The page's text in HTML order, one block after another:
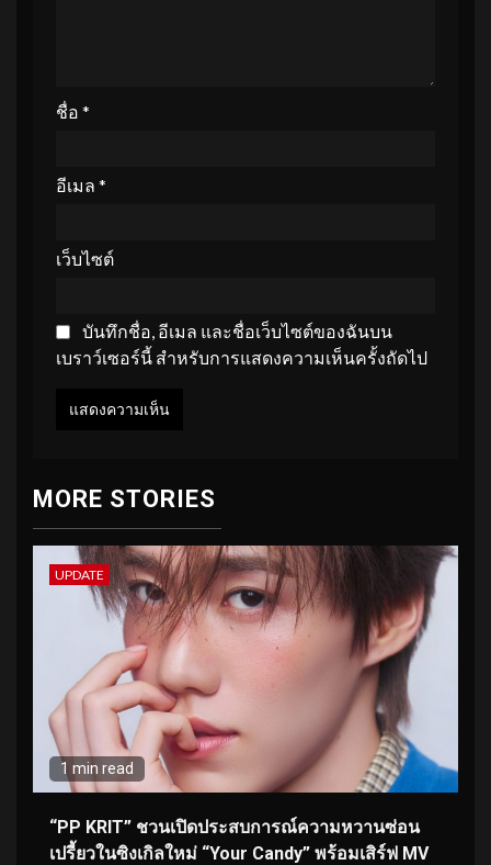
ชื่อ *
อีเมล *
เว็บไซต์
บันทึกชื่อ, อีเมล และชื่อเว็บไซต์ของฉันบน
เบราว์เซอร์นี้ สำหรับการแสดงความเห็นครั้งถัดไป
MORE STORIES
UPDATE
1 min read
“PP KRIT” ชวนเปิดประสบการณ์ความหวานซ่อน
เปรี้ยวในซิงเกิลใหม่ “Your Candy” พร้อมเสิร์ฟ MV